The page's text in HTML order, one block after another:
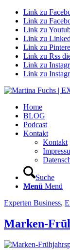
Link zu
Link zu
Link zu
Link zu
Link zu
Link zu Rss
Link zu
Link zu
Home
BLOG
Podcast
Kontakt
Kontakt
Suche
Menü Menü
Experten Business,
Marken-